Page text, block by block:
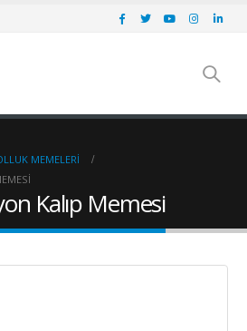
MEMELERI
Kalıp Memesi